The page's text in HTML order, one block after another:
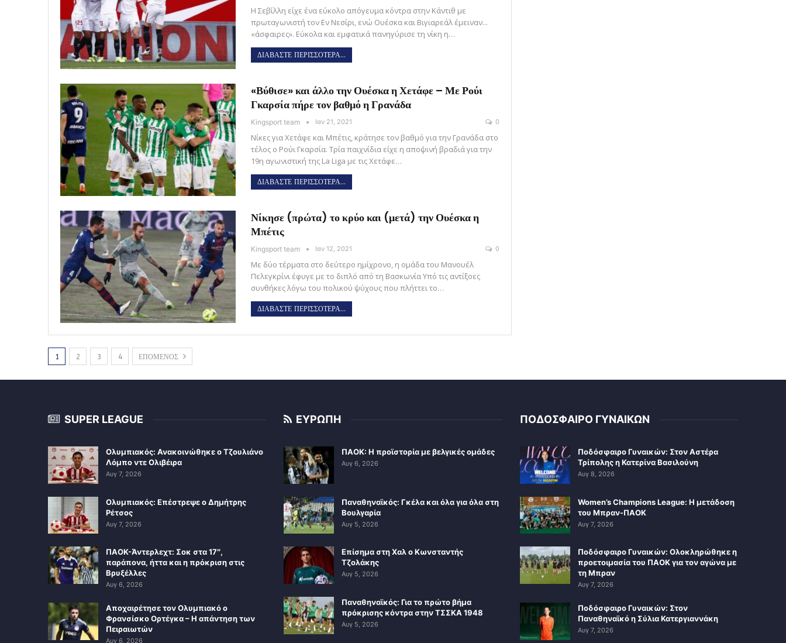
Η Σεβίλλη είχε ένα εύκολο απόγευμα κόντρα στην Κάντιθ με
πρωταγωνιστή τον Εν Νεσίρι, ενώ Ουέσκα και Βιγιαρεάλ έμειναν...
«άσφαιρες». Εύκολα και εμφατικά πανηγύρισε τη νίκη η…
ΔΙΑΒΑΣΤΕ ΠΕΡΙΣΣΟΤΕΡΑ...
«Βύθισε» και άλλο την Ουέσκα η Χετάφε – Με Ρούι
Γκαρσία πήρε τον βαθμό η Γρανάδα
Kingsport team Ιαν 21, 2021 0
Νίκες για Χετάφε και Μπέτις, κράτησε τον βαθμό για την Γρανάδα στο
τέλος ο Ρούι Γκαρσία. Τρία παιχνίδια είχε η αποψινή βραδιά για την
19η αγωνιστική της La Liga με τις Χετάφε…
ΔΙΑΒΑΣΤΕ ΠΕΡΙΣΣΟΤΕΡΑ...
Νίκησε (πρώτα) το κρύο και (μετά) την Ουέσκα η
Μπέτις
Kingsport team Ιαν 12, 2021 0
Με δύο τέρματα στο δεύτερο ημίχρονο, η ομάδα του Μανουέλ
Πελεγκρίνι έφυγε με το διπλό από τη Βασκωνία Υπό τις αντίξοες
συνθήκες λόγω του πολικού ψύχους που πλήττει το…
ΔΙΑΒΑΣΤΕ ΠΕΡΙΣΣΟΤΕΡΑ...
1 2 3 4 ΕΠΟΜΕΝΟΣ
SUPER LEAGUE
Ολυμπιακός: Ανακοινώθηκε ο Τζουλιάνο
Λόμπο ντε Ολιβέιρα
Αυγ 7, 2026
Ολυμπιακός: Επέστρεψε ο Δημήτρης
Ρέτσος
Αυγ 7, 2026
ΠΑΟΚ-Άντερλεχτ: Σοκ στα 17″,
παράπονα, ήττα και η πρόκριση στις
Βρυξέλλες
Αυγ 6, 2026
Αποχαιρέτησε τον Ολυμπιακό ο
Φρανσίσκο Ορτέγκα – Η απάντηση των
Πειραιωτών
Αυγ 6, 2026
ΕΥΡΩΠΗ
ΠΑΟΚ: Η προϊστορία με βελγικές ομάδες
Αυγ 6, 2026
Παναθηναϊκός: Γκέλα και όλα για όλα στη
Βουλγαρία
Αυγ 5, 2026
Επίσημα στη Χαλ ο Κωνσταντής
Τζολάκης
Αυγ 5, 2026
Παναθηναϊκός: Για το πρώτο βήμα
πρόκρισης κόντρα στην ΤΣΣΚΑ 1948
Αυγ 5, 2026
ΠΟΔΟΣΦΑΙΡΟ ΓΥΝΑΙΚΩΝ
Ποδόσφαιρο Γυναικών: Στον Αστέρα
Τρίπολης η Κατερίνα Βασιλούνη
Αυγ 8, 2026
Women’s Champions League: Η μετάδοση
του Μπραν-ΠΑΟΚ
Αυγ 7, 2026
Ποδόσφαιρο Γυναικών: Ολοκληρώθηκε η
προετοιμασία του ΠΑΟΚ για τον αγώνα με
τη Μπραν
Αυγ 7, 2026
Ποδόσφαιρο Γυναικών: Στον
Παναθηναϊκό η Σύλια Κατεργιαννάκη
Αυγ 7, 2026